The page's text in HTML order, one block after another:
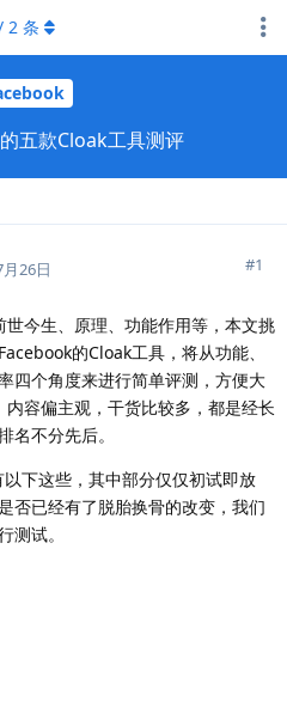
五款Cloak工具测评
2 条
26日 #1
世今生、原理、功能作用等，本文挑
的Cloak工具，将从功能、
四个角度来进行简单评测，方便大
容偏主观，干货比较多，都是经长
名不分先后。
下这些，其中部分仅仅初试即放
否已经有了脱胎换骨的改变，我们
测试。